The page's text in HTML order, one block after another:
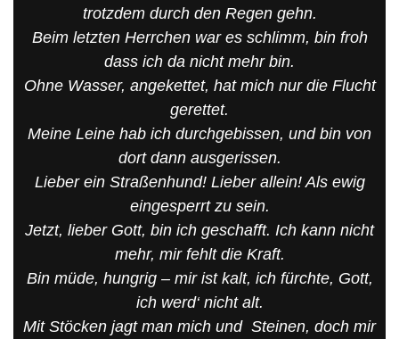
trotzdem durch den Regen gehn.
Beim letzten Herrchen war es schlimm, bin froh
dass ich da nicht mehr bin.
Ohne Wasser, angekettet, hat mich nur die Flucht
gerettet.
Meine Leine hab ich durchgebissen, und bin von
dort dann ausgerissen.
Lieber ein Straßenhund! Lieber allein! Als ewig
eingesperrt zu sein.
Jetzt, lieber Gott, bin ich geschafft. Ich kann nicht
mehr, mir fehlt die Kraft.
Bin müde, hungrig – mir ist kalt, ich fürchte, Gott,
ich werd‘ nicht alt.
Mit Stöcken jagt man mich und Steinen, doch mir